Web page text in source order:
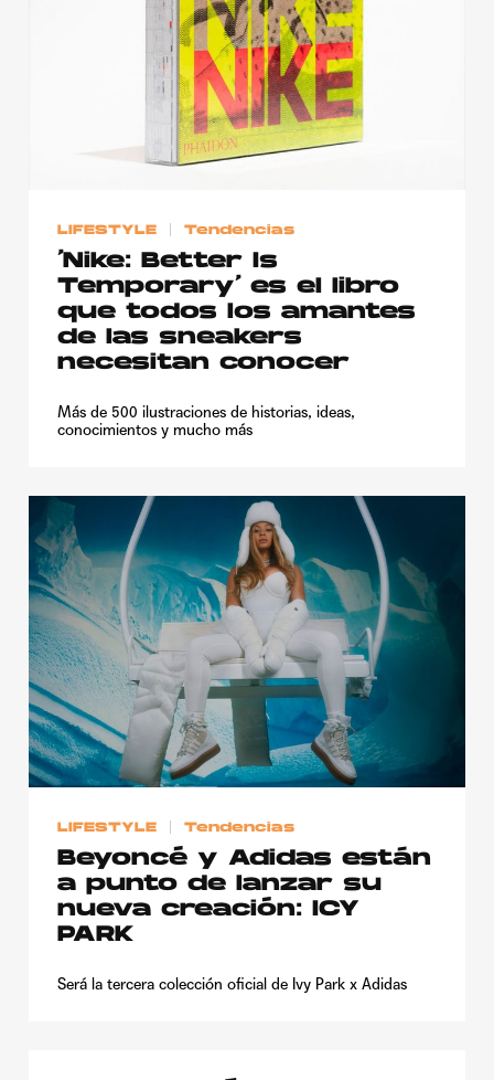
LIFESTYLE Tendencias
‘Nike: Better Is
Temporary’ es el libro
que todos los amantes
de las sneakers
necesitan conocer
Más de 500 ilustraciones de historias, ideas,
conocimientos y mucho más
LIFESTYLE Tendencias
Beyoncé y Adidas están
a punto de lanzar su
nueva creación: ICY
PARK
Será la tercera colección oficial de Ivy Park x Adidas